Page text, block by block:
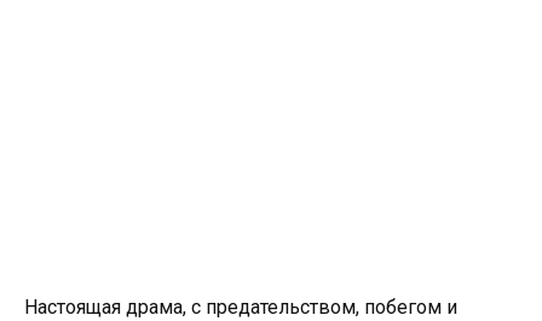
Настоящая драма, с предательством, побегом и